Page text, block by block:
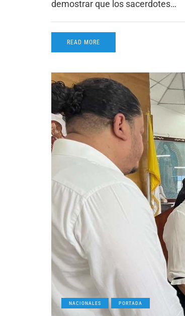
demostrar que los sacerdotes…
READ MORE
NACIONALES PORTADA